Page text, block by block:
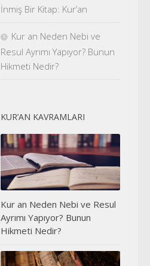
İnmiş Bir Kitap: Kur’an
Kur an Neden Nebi ve
Resul Ayrımı Yapıyor? Bunun
Hikmeti Nedir?
KUR’AN KAVRAMLARI
Kur an Neden Nebi ve Resul
Ayrımı Yapıyor? Bunun
Hikmeti Nedir?